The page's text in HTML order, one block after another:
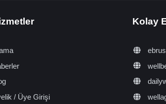
/ Üye Girişi
Kolay